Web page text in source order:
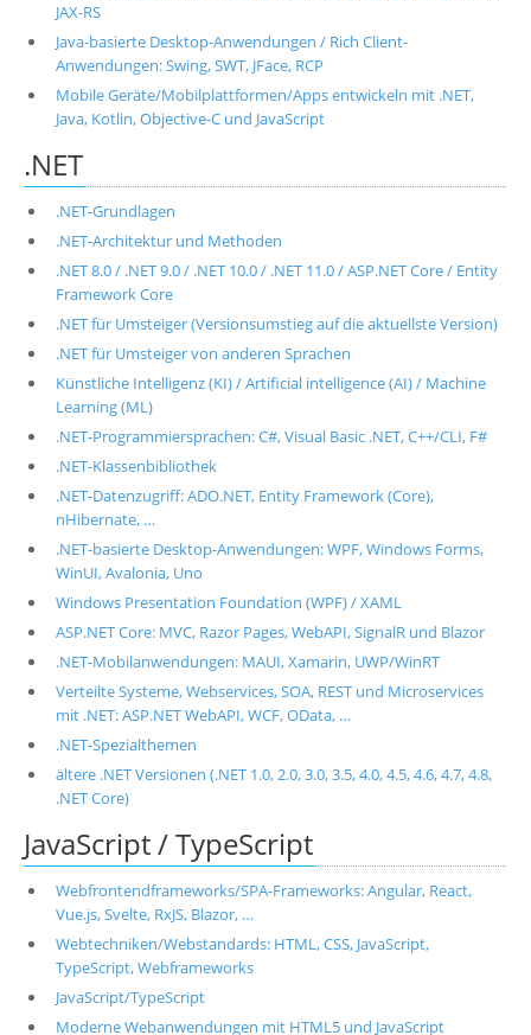
JAX-RS
Java-basierte Desktop-Anwendungen / Rich Client-
Anwendungen: Swing, SWT, JFace, RCP
Mobile Geräte/Mobilplattformen/Apps entwickeln mit .NET,
Java, Kotlin, Objective-C und JavaScript
.NET
.NET-Grundlagen
.NET-Architektur und Methoden
.NET 8.0 / .NET 9.0 / .NET 10.0 / .NET 11.0 / ASP.NET Core / Entity
Framework Core
.NET für Umsteiger (Versionsumstieg auf die aktuellste Version)
.NET für Umsteiger von anderen Sprachen
Künstliche Intelligenz (KI) / Artificial intelligence (AI) / Machine
Learning (ML)
.NET-Programmiersprachen: C#, Visual Basic .NET, C++/CLI, F#
.NET-Klassenbibliothek
.NET-Datenzugriff: ADO.NET, Entity Framework (Core),
nHibernate, …
.NET-basierte Desktop-Anwendungen: WPF, Windows Forms,
WinUI, Avalonia, Uno
Windows Presentation Foundation (WPF) / XAML
ASP.NET Core: MVC, Razor Pages, WebAPI, SignalR und Blazor
.NET-Mobilanwendungen: MAUI, Xamarin, UWP/WinRT
Verteilte Systeme, Webservices, SOA, REST und Microservices
mit .NET: ASP.NET WebAPI, WCF, OData, …
.NET-Spezialthemen
ältere .NET Versionen (.NET 1.0, 2.0, 3.0, 3.5, 4.0, 4.5, 4.6, 4.7, 4.8,
.NET Core)
JavaScript / TypeScript
Webfrontendframeworks/SPA-Frameworks: Angular, React,
Vue.js, Svelte, RxJS, Blazor, …
Webtechniken/Webstandards: HTML, CSS, JavaScript,
TypeScript, Webframeworks
JavaScript/TypeScript
Moderne Webanwendungen mit HTML5 und JavaScript